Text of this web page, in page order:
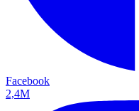
Facebook
2,4M